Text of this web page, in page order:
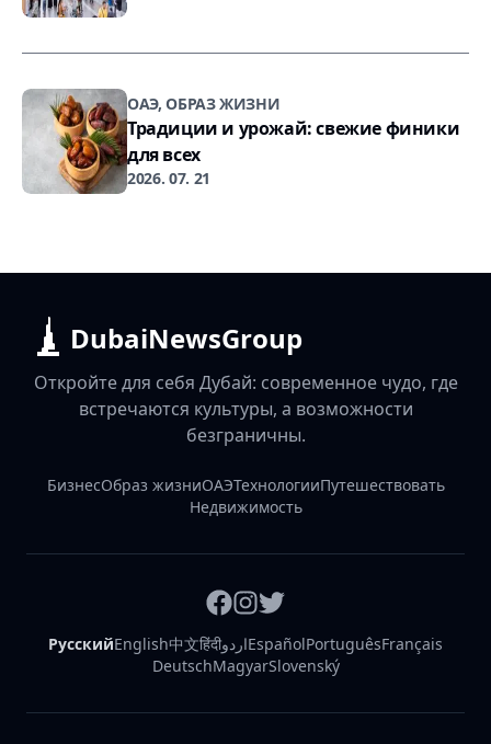
ОАЭ, ОБРАЗ ЖИЗНИ
Традиции и урожай: свежие финики
для всех
2026. 07. 21
DubaiNewsGroup
Откройте для себя Дубай: современное чудо, где
встречаются культуры, а возможности
безграничны.
БизнесОбраз жизниОАЭТехнологииПутешествовать
Недвижимость
РусскийEnglish中文हिंदीاردوEspañolPortuguêsFrançais
DeutschMagyarSlovenský